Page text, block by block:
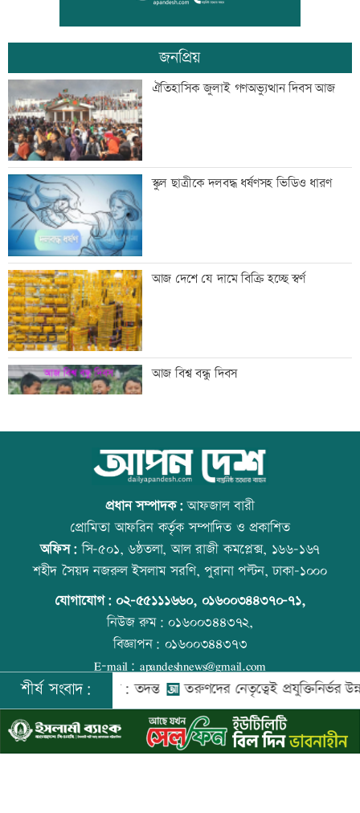
তরুণদের নেতৃত্বেই প্রযুক্তিনির্ভর উন্নয়ন হবে:
তথ্যপ্রযুক্তিমন্ত্রী
লক্ষ্মীপুর জেলা প্রশাসনের ১৪ কর্মকর্তা-
কর্মচারীর বিদায়ী সংবর্ধনা
সব শর্ত মেনে নিলে হরমুজ খুলবো: ইরান
মেসির বাবা মারা গেছেন
বিএনপি গণমাধ্যমের স্বাধীনতায় বিশ্বাস করে:
প্রতিমন্ত্রী টুকু
তিস্তা মহাপরিকল্পনার কাজ শিগগিরই শুরু
হচ্ছে: প্রতিমন্ত্রী ফরহাদ
অতিরিক্ত মদপানে এক ব্যক্তির মৃত্যু
ইবির গবেষণাপত্র প্রত্যাহারের ঘটনায় তদন্ত
জনপ্রিয়
ঐতিহাসিক জুলাই গণঅভ্যুত্থান দিবস আজ
স্কুল ছাত্রীকে দলবদ্ধ ধর্ষণসহ ভিডিও ধারণ
আজ দেশে যে দামে বিক্রি হচ্ছে স্বর্ণ
আজ বিশ্ব বন্ধু দিবস
কোরআন-হাদিসে নামাজ না পড়ার শাস্তি
উত্থান-পতনের বাজারে আজ স্বর্ণের ভরি কত
আজ স্বর্ণ-রুপা যে দামে বিক্রি হচ্ছে
বিশ্ব মাতৃদুগ্ধ দিবস আজ
প্রধান সম্পাদক:আফজাল বারী
প্রোমিতা আফরিন কর্তৃক সম্পাদিত ও প্রকাশিত
অফিস:সি-৫০১, ৬ষ্ঠতলা, আল রাজী কমপ্লেক্স, ১৬৬-১৬৭
শহীদ সৈয়দ নজরুল ইসলাম সরণি, পুরানা পল্টন, ঢাকা-১০০০
যোগাযোগ: ০২-৫৫১১১৬৬০, ০১৬০০৩৪৪৩৭০-৭১,
নিউজ রুম:০১৬০০৩৪৪৩৭২,
বিজ্ঞাপন: ০১৬০০৩৪৪৩৭৩
E-mail: apandeshnews@gmail.com
©২০২৬ |আপন দেশ ডটকমকর্তৃক সর্বসত্ব ® সংরক্ষিত | উন্নয়নে
ইমিথমেকারস.কম
শীর্ষ সংবাদ:
গুম করা হয়: তদন্ত তরুণদের নেতৃত্বেই প্রযুক্তিনির্ভর উন্নয়ন হবে: